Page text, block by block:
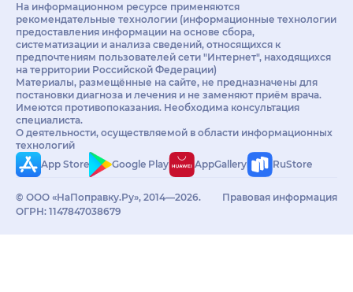
На информационном ресурсе применяются
рекомендательные технологии (информационные технологии
предоставления информации на основе сбора,
систематизации и анализа сведений, относящихся к
предпочтениям пользователей сети "Интернет", находящихся
на территории Российской Федерации)
Материалы, размещённые на сайте, не предназначены для
постановки диагноза и лечения и не заменяют приём врача.
Имеются противопоказания. Необходима консультация
специалиста.
О деятельности, осуществляемой в области информационных
технологий
App Store
Google Play AppGallery RuStore
© ООО «НаПоправку.Ру», 2014—2026.
ОГРН: 1147847038679
Правовая информация